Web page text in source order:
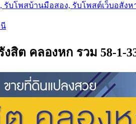
รับโพสบ้านมือสอง, รับโพสต์เว็บอสัง
สิต คลองหก รวม 58-1-